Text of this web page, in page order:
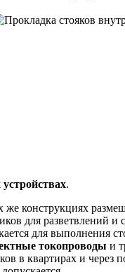
.
же конструкциях
для разветвлений и
для выполнения
токопроводы и
в квартирах и через